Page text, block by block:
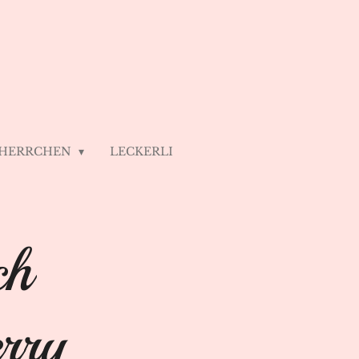
LECKERLI